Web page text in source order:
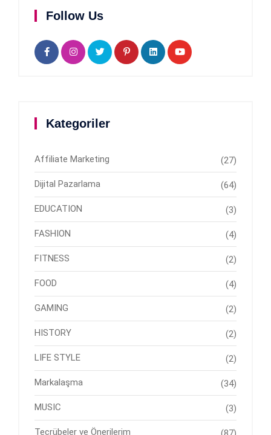
Follow Us
Kategoriler
Affiliate Marketing (27)
Dijital Pazarlama (64)
EDUCATION (3)
FASHION (4)
FITNESS (2)
FOOD (4)
GAMING (2)
HISTORY (2)
LIFE STYLE (2)
Markalaşma (34)
MUSIC (3)
Tecrübeler ve Önerilerim